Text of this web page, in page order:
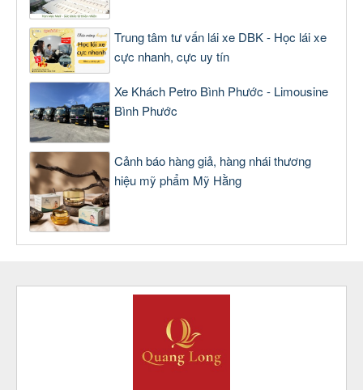
Trung tâm tư vấn lái xe DBK - Học lái xe
cực nhanh, cực uy tín
Xe Khách Petro Bình Phước - Limousine
Bình Phước
Cảnh báo hàng giả, hàng nhái thương
hiệu mỹ phẩm Mỹ Hằng